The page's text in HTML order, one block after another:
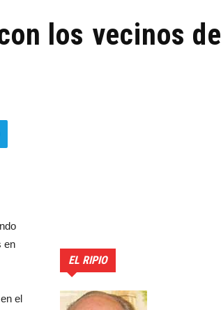
los vecinos de
en
el
EL RIPIO